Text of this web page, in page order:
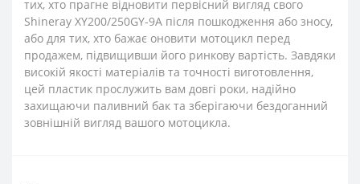
тих, хто прагне відновити первісний вигляд свого
Shineray XY200/250GY-9A після пошкодження або зносу,
або для тих, хто бажає оновити мотоцикл перед
продажем, підвищивши його ринкову вартість. Завдяки
високій якості матеріалів та точності виготовлення,
цей пластик прослужить вам довгі роки, надійно
захищаючи паливний бак та зберігаючи бездоганний
зовнішній вигляд вашого мотоцикла.